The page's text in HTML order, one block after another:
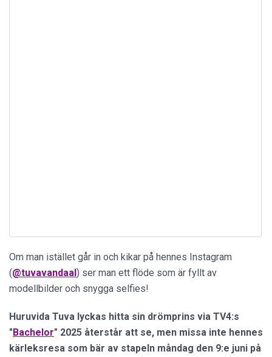
Om man istället går in och kikar på hennes Instagram
(@tuvavandaal) ser man ett flöde som är fyllt av
modellbilder och snygga selfies!
Huruvida Tuva lyckas hitta sin drömprins via TV4:s
"Bachelor" 2025 återstår att se, men missa inte hennes
kärleksresa som bär av stapeln måndag den 9:e juni på